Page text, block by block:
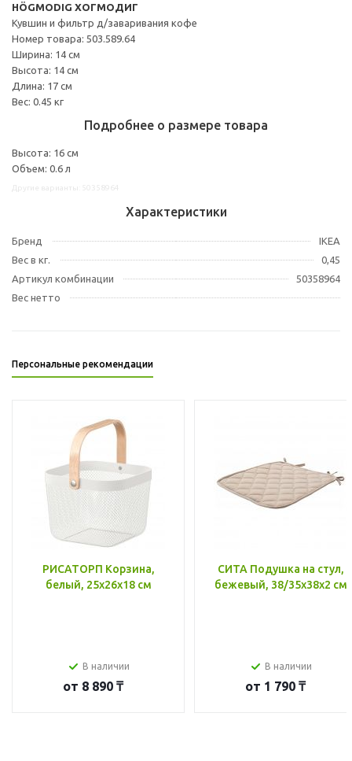
HÖGMODIG ХОГМОДИГ
Кувшин и фильтр д/заваривания кофе
Номер товара: 503.589.64
Ширина: 14 см
Высота: 14 см
Длина: 17 см
Вес: 0.45 кг
Подробнее о размере товара
Высота: 16 см
Объем: 0.6 л
Характеристики
Бренд
IKEA
Вес в кг.
0,45
Артикул комбинации
50358964
Вес нетто
Персональные рекомендации
РИСАТОРП Корзина,
белый, 25x26x18 см
В наличии
от 8 890 ₸
СИТА Подушка на стул,
бежевый, 38/35x38x2 см
В наличии
от 1 790 ₸